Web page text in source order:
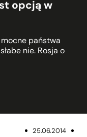
opcją w
państwa
nie. Rosja o
25.06.2014